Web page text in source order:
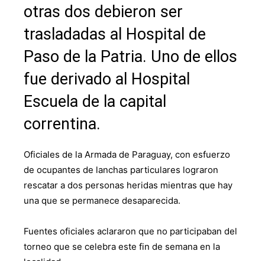
otras dos debieron ser
trasladadas al Hospital de
Paso de la Patria. Uno de ellos
fue derivado al Hospital
Escuela de la capital
correntina.
Oficiales de la Armada de Paraguay, con esfuerzo
de ocupantes de lanchas particulares lograron
rescatar a dos personas heridas mientras que hay
una que se permanece desaparecida.
Fuentes oficiales aclararon que no participaban del
torneo que se celebra este fin de semana en la